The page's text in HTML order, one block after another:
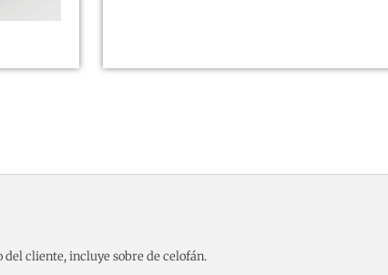
cliente, incluye sobre de celofán.